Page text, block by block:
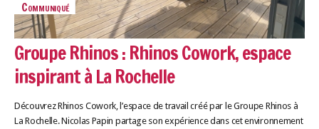
Communiqué
Groupe Rhinos : Rhinos Cowork, espace
inspirant à La Rochelle
Découvrez Rhinos Cowork, l’espace de travail créé par le Groupe Rhinos à
La Rochelle. Nicolas Papin partage son expérience dans cet environnement